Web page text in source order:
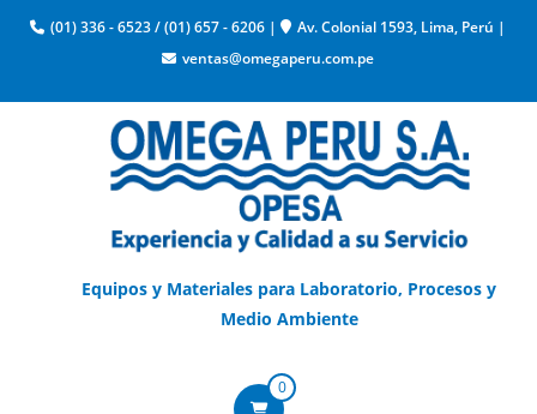
(01) 336 - 6523/(01) 657 - 6206 | Av. Colonial 1593, Lima, Perú |
ventas@omegaperu.com.pe
Equipos y Materiales para Laboratorio, Procesos y
Medio Ambiente
0